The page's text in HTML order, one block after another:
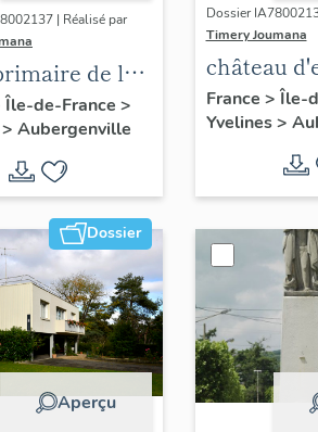
| Réalisé par
de la
Île-de-France >
> Aubergenville
Dossier
Timery Joumana
château
France > Île-
Yvelines>
Dossier
Aperçu